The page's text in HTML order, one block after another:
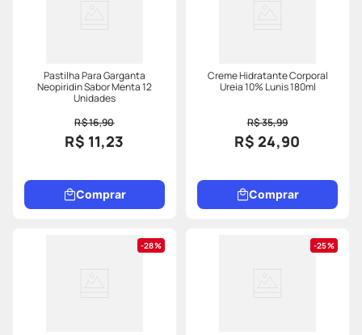
Pastilha Para Garganta
Neopiridin Sabor Menta 12
Unidades
R$ 16,90
R$ 11,23
Comprar
Creme Hidratante Corporal
Ureia 10% Lunis 180ml
R$ 35,99
R$ 24,90
Comprar
28% 25%